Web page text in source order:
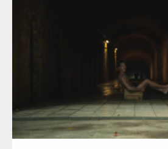
森のマッチョ